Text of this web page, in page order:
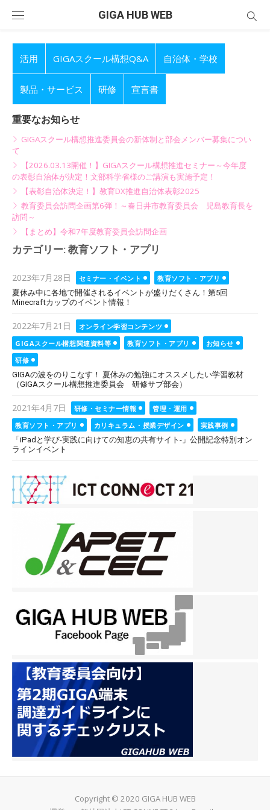
GIGA HUB WEB
活用 GIGAスクール構想Q&A 自治体・学校
製品・サービス 研修 宣言書
重要なお知らせ
GIGAスクール構想推進委員会の新体制と部会メンバー募集につい
て
【2026.03.13開催！】GIGAスクール構想推進セミナー～今年度
の表彰自治体が決定！文部科学省様のご講演も実施予定！
【表彰自治体決定！】教育DX推進自治体表彰2025
教育委員会訪問企画第6弾！～春日井市教育委員会 児島教育長を
訪問～
【まとめ】令和7年度教育委員会訪問企画
カテゴリー: 教育ソフト・アプリ
Posted
on
2023年7月28日 セミナー・イベント
教育ソフト・アプリ
夏休み中に各地で開催されるイベントが盛りだくさん！第5回
Minecraftカップのイベント情報！
Posted
on
2022年7月21日
オンライン学習コンテンツ
GIGAスクール構想関連資料等
教育ソフト・アプリ
お知らせ
研修
GIGAの波をのりこなす！ 夏休みの勉強にオススメしたい学習教材
（GIGAスクール構想推進委員会 研修サブ部会）
Posted
on
2021年4月7日 研修・セミナー情報
管理・運用
教育ソフト・アプリ
カリキュラム・授業デザイン
実践事例
「iPadと学び-実践に向けての知恵の共有サイト-」公開記念特別オン
ラインイベント
Copyright © 2020 GIGA HUB WEB